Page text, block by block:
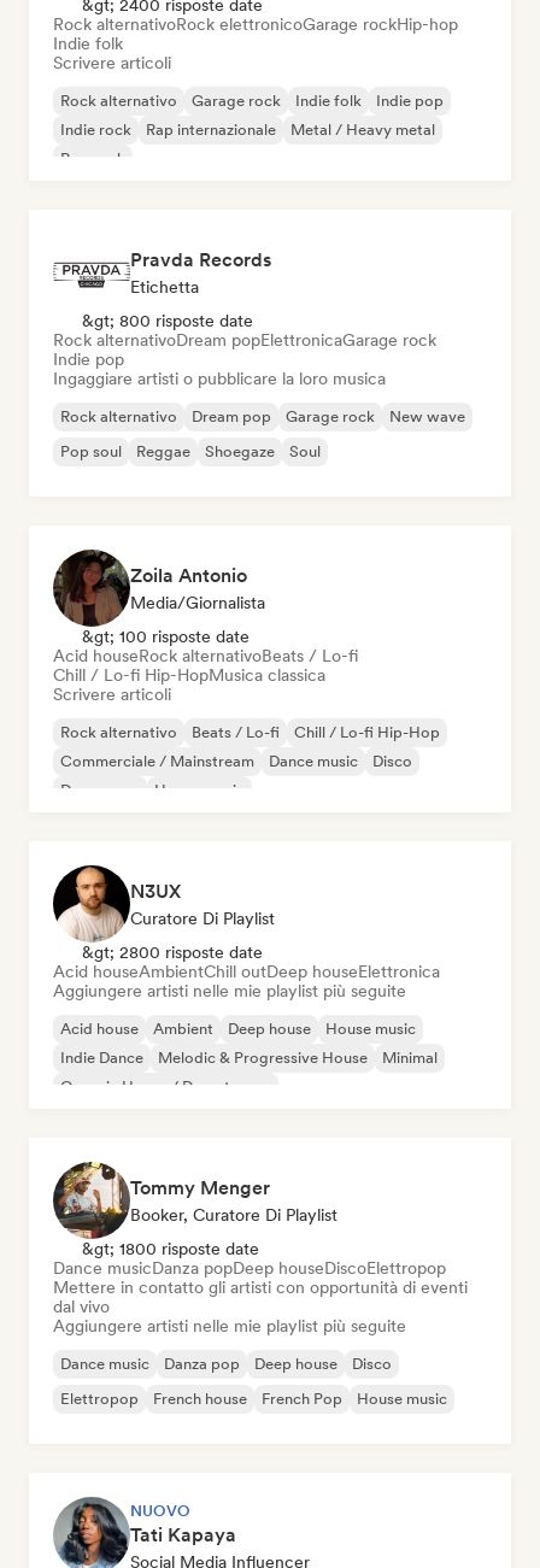
&gt; 2400 risposte date
Rock alternativoRock elettronicoGarage rockHip-hop
Indie folk
Scrivere articoli
Rock alternativo Garage rock Indie folk
Indie pop
Indie rock
Rap internazionale
Metal / Heavy metal
Pop rock
Pravda Records
Etichetta
&gt; 800 risposte date
Rock alternativoDream popElettronicaGarage rock
Indie pop
Ingaggiare artisti o pubblicare la loro musica
Rock alternativo Dream pop Garage rock
New wave
Pop soul
Reggae Shoegaze Soul
Zoila Antonio
Media/Giornalista
&gt; 100 risposte date
Acid houseRock alternativoBeats / Lo-fi
Chill / Lo-fi Hip-HopMusica classica
Scrivere articoli
Rock alternativo Beats / Lo-fi
Chill / Lo-fi Hip-Hop
Commerciale / Mainstream
Dance music
Disco
Dream pop
House music
N3UX
Curatore Di Playlist
&gt; 2800 risposte date
Acid houseAmbientChill outDeep houseElettronica
Aggiungere artisti nelle mie playlist più seguite
Acid house Ambient Deep house
House music
Indie Dance
Melodic & Progressive House
Minimal
Organic House / Downtempo
Tommy Menger
Booker, Curatore Di Playlist
&gt; 1800 risposte date
Dance musicDanza popDeep houseDiscoElettropop
Mettere in contatto gli artisti con opportunità di eventi
dal vivo
Aggiungere artisti nelle mie playlist più seguite
Dance music Danza pop Deep house
Disco
Elettropop
French house French Pop House music
NUOVO
Tati Kapaya
Social Media Influencer